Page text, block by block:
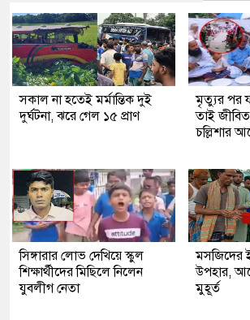
সকাল না হতেই মর্মান্তিক দুই
দুর্ঘটনা, ঝরে গেল ১৫ প্রাণ
মৃত্যুর পর
তাই
চল্লিশার
সিঙ্গারার লোভ দেখিয়ে স্কুল
শিক্ষার্থীদের মিছিলে নিলেন
যুবলীগ নেতা
মসজিদের
উপহার,
মুহূর্ত